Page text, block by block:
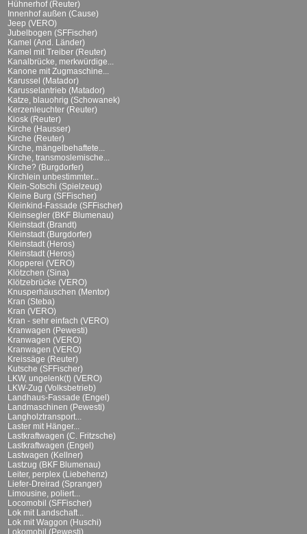
Hühnerhof (Reuter)
Innenhof außen (Cause)
Jeep (VERO)
Jubelbogen (SFFischer)
Kamel (And. Länder)
Kamel mit Treiber (Reuter)
Kanalbrücke, merkwürdige...
Kanone mit Zugmaschine...
Karussel (Matador)
Karusselantrieb (Matador)
Katze, blauohrig (Schowanek)
Kerzenleuchter (Reuter)
Kiosk (Reuter)
Kirche (Hausser)
Kirche (Reuter)
Kirche, mängelbehaftete...
Kirche, transmoslemische...
Kirche? (Burgdorfer)
Kirchlein unbestimmter...
Klein-Sotschi (Spielzeug)
Kleine Burg (SFFischer)
Kleinkind-Fassade (SFFischer)
Kleinsegler (BKF Blumenau)
Kleinstadt (Brandt)
Kleinstadt (Burgdorfer)
Kleinstadt (Heros)
Kleinstadt (Heros)
Klopperei (VERO)
Klötzchen (Sina)
Klötzebrücke (VERO)
Knusperhäuschen (Mentor)
Kran (Steba)
Kran (VERO)
Kran - sehr einfach (VERO)
Kranwagen (Pewesti)
Kranwagen (VERO)
Kranwagen (VERO)
Kreissäge (Reuter)
Kutsche (SFFischer)
LKW, ungelenk(t) (VERO)
LKW-Zug (Volksbetrieb)
Landhaus-Fassade (Engel)
Landmaschinen (Pewesti)
Langholztransport...
Laster mit Hänger...
Lastkraftwagen (C. Fritzsche)
Lastkraftwagen (Engel)
Lastwagen (Kellner)
Lastzug (BKF Blumenau)
Leiter, perplex (Liebehenz)
Liefer-Dreirad (Spranger)
Limousine, poliert...
Locomobil (SFFischer)
Lok mit Landschaft...
Lok mit Waggon (Huschi)
Lokomobil (Pewesti)